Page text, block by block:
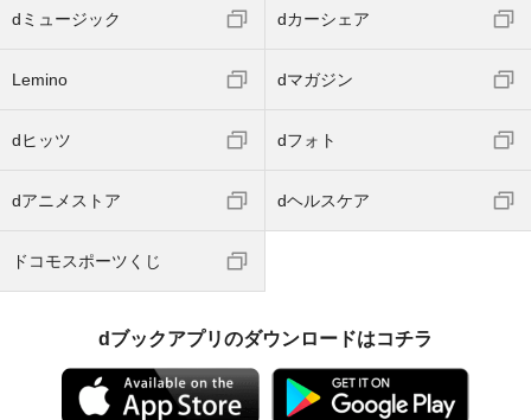
dミュージック dカーシェア
Lemino dマガジン
dヒッツ dフォト
dアニメストア dヘルスケア
ドコモスポーツくじ
dブックアプリのダウンロードはコチラ